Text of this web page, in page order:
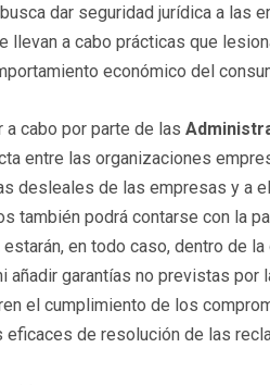
dar seguridad jurídica a las
llevan a cabo prácticas que
económico del
cabo por parte de las
entre las organizaciones
desleales de las empresas y a
también podrá contarse con la
en todo caso, dentro de
garantías no previstas por
el cumplimiento de los
de resolución de las